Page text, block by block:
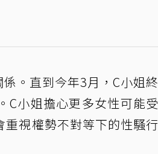
。直到今年3月，C小姐終
C小姐擔心更多女性可能受
視權勢不對等下的性騷行